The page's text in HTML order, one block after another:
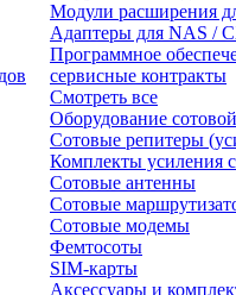
Модули расширения
Адаптеры для NAS /
Программное
сервисные контракты
Смотреть все
Оборудование
Сотовые репитеры
Комплекты усиления
Сотовые антенны
Сотовые
Сотовые модемы
Фемтосоты
SIM-карты
Аксессуары и